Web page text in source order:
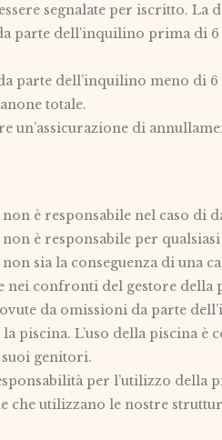
segnalate per iscritto. La
parte dell’inquilino prima di
parte dell’inquilino meno di
totale.
un’assicurazione di
è responsabile nel caso di
è responsabile per
sia la conseguenza di una
nei confronti del gestore
da omissioni da parte
piscina. L’uso della piscina
suoi genitori.
per l’utilizzo della
che utilizzano le nostre